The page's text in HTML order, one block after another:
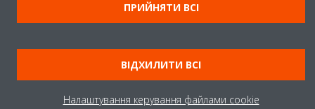
ПРИЙНЯТИ ВСІ
ВІДХИЛИТИ ВСІ
Налаштування керування файлами cookie